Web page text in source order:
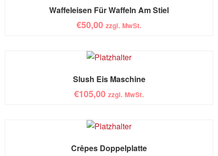
Waffeleisen Für Waffeln Am Stiel
€50,00 zzgl. MwSt.
Slush Eis Maschine
€105,00 zzgl. MwSt.
Crêpes Doppelplatte